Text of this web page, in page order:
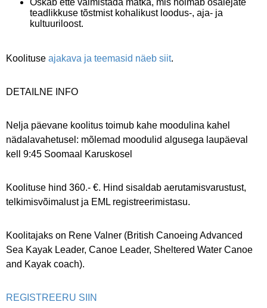
Oskab ette valmistada matka, mis hõlmab osalejate
teadlikkuse tõstmist kohalikust loodus-, aja- ja
kultuuriloost.
Koolituse ajakava ja teemasid näeb siit.
DETAILNE INFO
Nelja päevane koolitus toimub kahe moodulina kahel
nädalavahetusel: mõlemad moodulid algusega laupäeval
kell 9:45 Soomaal Karuskosel
Koolituse hind 360.- €. Hind sisaldab aerutamisvarustust,
telkimisvõimalust ja EML registreerimistasu.
Koolitajaks on Rene Valner (British Canoeing Advanced
Sea Kayak Leader, Canoe Leader, Sheltered Water Canoe
and Kayak coach).
REGISTREERU SIIN